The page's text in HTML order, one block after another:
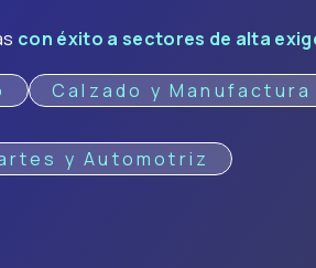
con éxito a sectores de alta
Calzado y Manufactura
y Automotriz